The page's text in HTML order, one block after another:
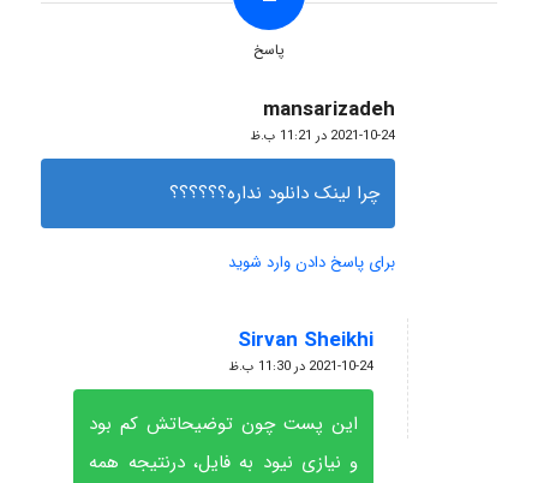
پاسخ
mansarizadeh
گفته:
2021-10-24 در 11:21 ب.ظ
چرا لینک دانلود نداره؟؟؟؟؟؟
برای پاسخ دادن وارد شوید
Sirvan Sheikhi
گفته:
2021-10-24 در 11:30 ب.ظ
این پست چون توضیحاتش کم بود
و نیازی نیود به فایل، درنتیجه همه